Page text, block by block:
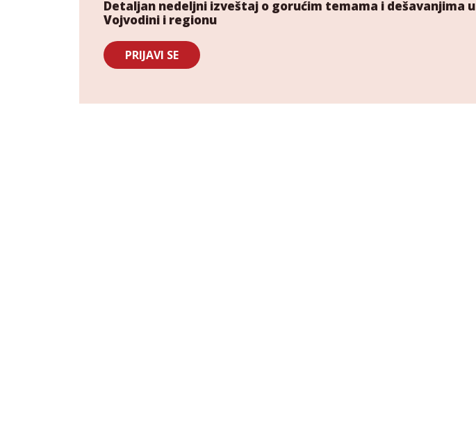
Detaljan nedeljni izveštaj o gorućim temama i dešavanjima u
Vojvodini i regionu
PRIJAVI SE